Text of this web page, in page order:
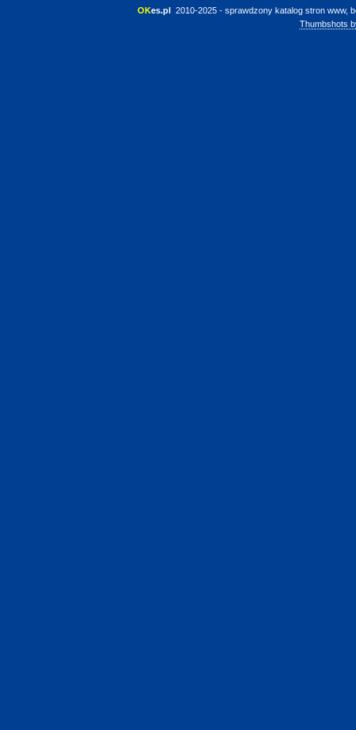
OKes.pl 2010-2025 - sprawdzony katalog stron www,
Thumbshots